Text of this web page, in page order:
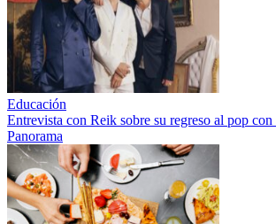
Educación
Entrevista con Reik sobre su regreso al pop
Panorama